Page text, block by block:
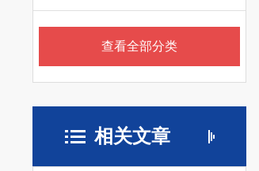
查看全部分类
相关文章